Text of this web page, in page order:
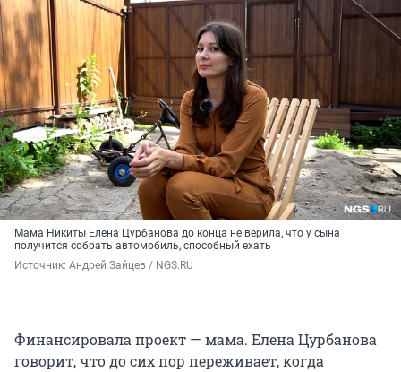
Мама Никиты Елена Цурбанова до конца не верила, что у сына
получится собрать автомобиль, способный ехать
Источник: Андрей Зайцев / NGS.RU
Финансировала проект — мама. Елена Цурбанова
говорит, что до сих пор переживает, когда